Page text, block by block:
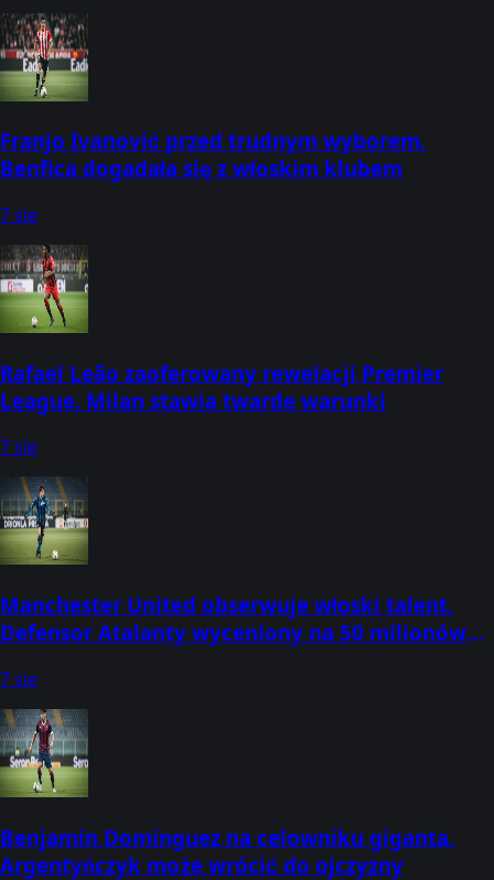
Franjo Ivanović przed trudnym wyborem.
Benfica dogadała się z włoskim klubem
7 sie
Rafael Leão zaoferowany rewelacji Premier
League. Milan stawia twarde warunki
7 sie
Manchester United obserwuje włoski talent.
Defensor Atalanty wyceniony na 50 milionów
7 sie
Benjamín Domínguez na celowniku giganta.
Argentyńczyk może wrócić do ojczyzny